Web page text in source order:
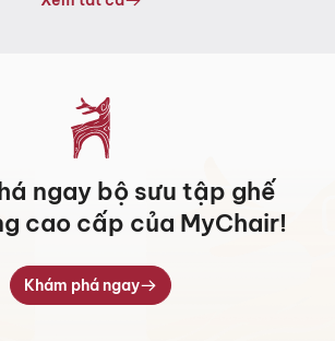
ngay bộ sưu tập ghế
cao cấp của MyChair!
Khám phá ngay